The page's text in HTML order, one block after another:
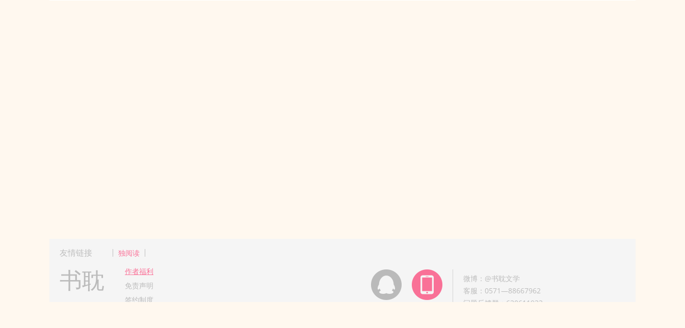
友情链接 独阅读
书耽
作者福利
免责声明
签约制度
微博：@书耽文学
客服：0571—88667962
问题反馈群：630611933